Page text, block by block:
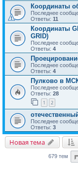
Координаты
Последнее
Ответы: 11
Координаты
GRID)
Последнее
Ответы: 4
Последнее
Ответы: 4
Пулково в
Последнее
Ответы: 28
1 2
Последнее
Ответы: 3
Новая тема
679 тем